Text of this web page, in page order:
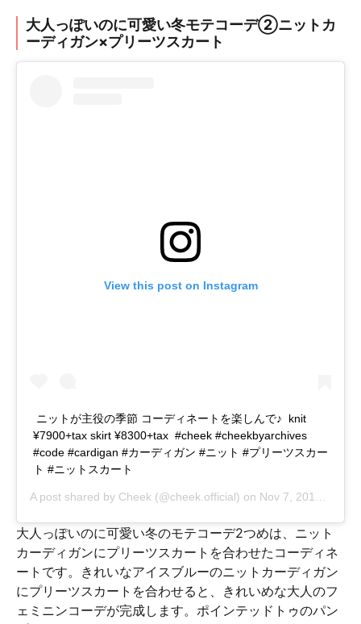
大人っぽいのに可愛い冬モテコーデ②ニットカ
ーディガン×プリーツスカート
View this post on Instagram
ㅤㅤㅤㅤㅤㅤㅤㅤㅤㅤㅤㅤㅤ ニットが主役の季節 コーディネートを楽しんで♪ ㅤㅤㅤㅤㅤㅤㅤㅤㅤㅤㅤㅤㅤ knit
¥7900+tax skirt ¥8300+tax ㅤㅤㅤㅤㅤㅤㅤㅤㅤㅤㅤㅤㅤ #cheek #cheekbyarchives
#code #cardigan #カーディガン #ニット #プリーツスカー
ト #ニットスカート
A post shared by Cheek (@cheek.official) on Nov 7, 2018 at 2:16am PST
大人っぽいのに可愛い冬のモテコーデ2つめは、ニット
カーディガンにプリーツスカートを合わせたコーディネ
ートです。きれいなアイスブルーのニットカーディガン
にプリーツスカートを合わせると、きれいめな大人のフ
ェミニンコーデが完成します。ポインテッドトゥのパン